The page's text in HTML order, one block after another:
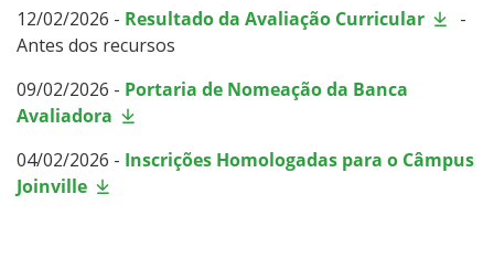
12/02/2026 - Resultado da Avaliação Curricular
-
Antes dos recursos
09/02/2026 - Portaria de Nomeação da Banca
Avaliadora
04/02/2026 - Inscrições Homologadas para o Câmpus
Joinville